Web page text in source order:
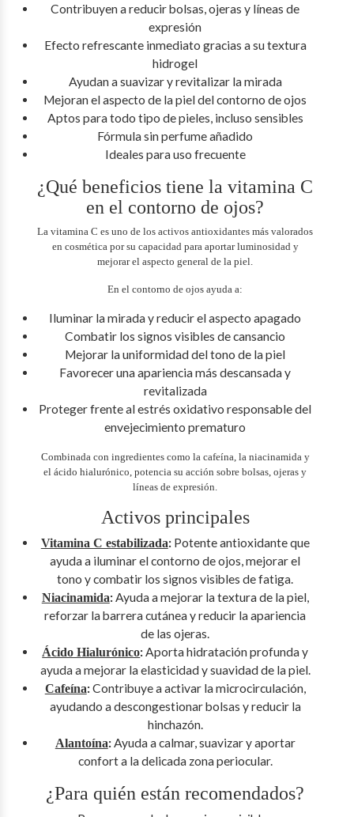
Contribuyen a reducir bolsas, ojeras y líneas de
expresión
Efecto refrescante inmediato gracias a su textura
hidrogel
Ayudan a suavizar y revitalizar la mirada
Mejoran el aspecto de la piel del contorno de ojos
Aptos para todo tipo de pieles, incluso sensibles
Fórmula sin perfume añadido
Ideales para uso frecuente
¿Qué beneficios tiene la vitamina C
en el contorno de ojos?
La vitamina C es uno de los activos antioxidantes más valorados
en cosmética por su capacidad para aportar luminosidad y
mejorar el aspecto general de la piel.
En el contorno de ojos ayuda a:
Iluminar la mirada y reducir el aspecto apagado
Combatir los signos visibles de cansancio
Mejorar la uniformidad del tono de la piel
Favorecer una apariencia más descansada y
revitalizada
Proteger frente al estrés oxidativo responsable del
envejecimiento prematuro
Combinada con ingredientes como la cafeína, la niacinamida y
el ácido hialurónico, potencia su acción sobre bolsas, ojeras y
líneas de expresión.
Activos principales
Vitamina C estabilizada: Potente antioxidante que
ayuda a iluminar el contorno de ojos, mejorar el
tono y combatir los signos visibles de fatiga.
Niacinamida:Ayuda a mejorar la textura de la piel,
reforzar la barrera cutánea y reducir la apariencia
de las ojeras.
Ácido Hialurónico:Aporta hidratación profunda y
ayuda a mejorar la elasticidad y suavidad de la piel.
Cafeína:Contribuye a activar la microcirculación,
ayudando a descongestionar bolsas y reducir la
hinchazón.
Alantoína:Ayuda a calmar, suavizar y aportar
confort a la delicada zona periocular.
¿Para quién están recomendados?